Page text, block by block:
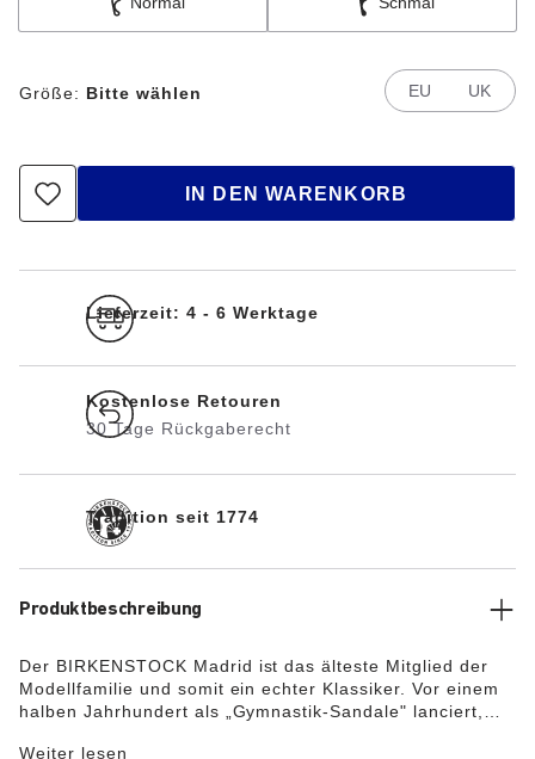
Größe: Bitte wählen EU UK
IN DEN WARENKORB
Lieferzeit: 4 - 6 Werktage
Kostenlose Retouren
30 Tage Rückgaberecht
Tradition seit 1774
Produktbeschreibung
Der BIRKENSTOCK Madrid ist das älteste Mitglied der
Modellfamilie und somit ein echter Klassiker. Vor einem
halben Jahrhundert als „Gymnastik-Sandale" lanciert,
Weiter lesen